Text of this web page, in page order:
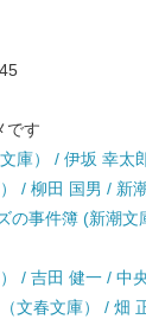
です
庫） / 伊坂 幸太
/ 柳田 国男 / 新
の事件簿 (新潮文
/ 吉田 健一 / 中
文春文庫） / 畑